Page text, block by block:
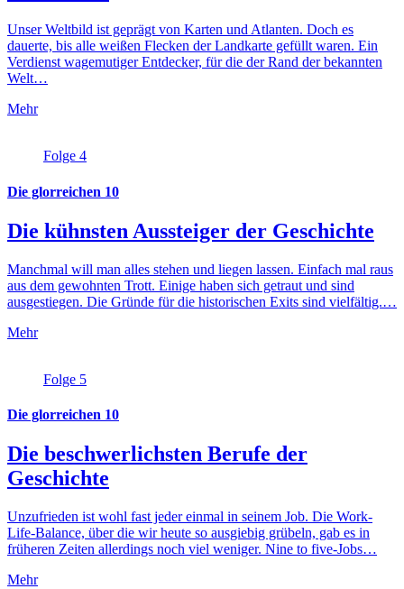
Unser Weltbild ist geprägt von Karten und Atlanten. Doch es
dauerte, bis alle weißen Flecken der Landkarte gefüllt waren. Ein
Verdienst wagemutiger Entdecker, für die der Rand der bekannten
Welt…
Mehr
Folge 4
Die glorreichen 10
Die kühnsten Aussteiger der Geschichte
Manchmal will man alles stehen und liegen lassen. Einfach mal raus
aus dem gewohnten Trott. Einige haben sich getraut und sind
ausgestiegen. Die Gründe für die historischen Exits sind vielfältig.…
Mehr
Folge 5
Die glorreichen 10
Die beschwerlichsten Berufe der
Geschichte
Unzufrieden ist wohl fast jeder einmal in seinem Job. Die Work-
Life-Balance, über die wir heute so ausgiebig grübeln, gab es in
früheren Zeiten allerdings noch viel weniger. Nine to five-Jobs…
Mehr